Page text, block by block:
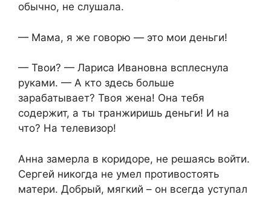
обычно, не слушала.
— Мама, я же говорю — это мои деньги!
— Твои? — Лариса Ивановна всплеснула
руками. — А кто здесь больше
зарабатывает? Твоя жена! Она тебя
содержит, а ты транжиришь деньги! И на
что? На телевизор!
Анна замерла в коридоре, не решаясь войти.
Сергей никогда не умел противостоять
матери. Добрый, мягкий – он всегда уступал